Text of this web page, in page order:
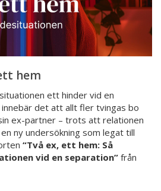
hem
ett hinder vid en
innebär det att allt fler tvingas bo
ex-partner – trots att relationen
ny undersökning som legat till
“Två ex, ett hem: Så
vid en separation” från